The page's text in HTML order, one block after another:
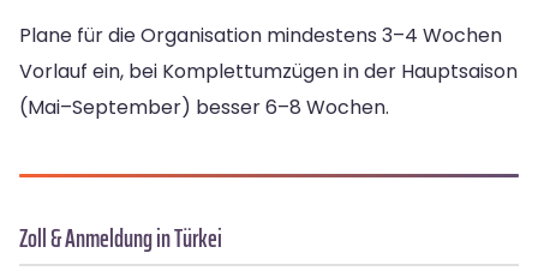
Plane für die Organisation mindestens 3–4 Wochen
Vorlauf ein, bei Komplettumzügen in der Hauptsaison
(Mai–September) besser 6–8 Wochen.
Zoll & Anmeldung in Türkei